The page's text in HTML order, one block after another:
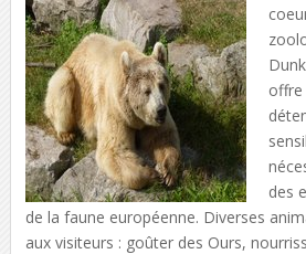
des
de la faune européenne. Diverses
aux visiteurs : goûter des Ours,